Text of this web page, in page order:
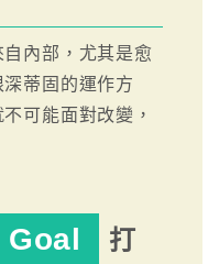
內部，尤其是愈
蒂固的運作方
可能面對改變，
打